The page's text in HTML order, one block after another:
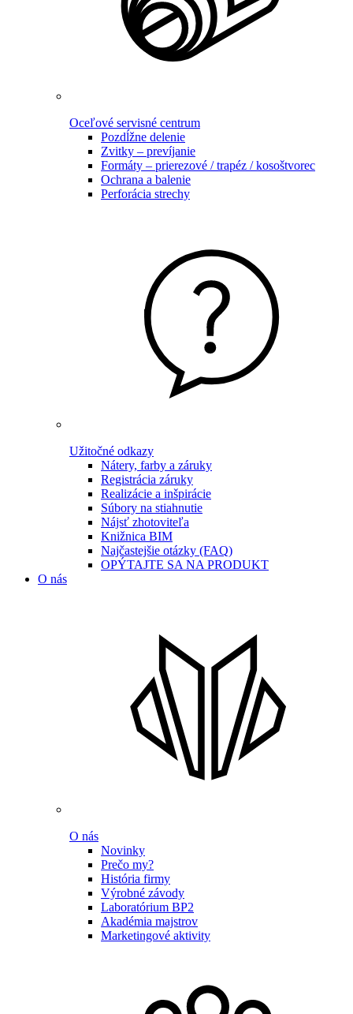
Oceľové servisné centrum
Pozdĺžne delenie
Zvitky – prevíjanie
Formáty – prierezové / trapéz / kosoštvorec
Ochrana a balenie
Perforácia strechy
Užitočné odkazy
Nátery, farby a záruky
Registrácia záruky
Realizácie a inšpirácie
Súbory na stiahnutie
Nájsť zhotoviteľa
Knižnica BIM
Najčastejšie otázky (FAQ)
OPÝTAJTE SA NA PRODUKT
O nás
O nás
Novinky
Prečo my?
História firmy
Výrobné závody
Laboratórium BP2
Akadémia majstrov
Marketingové aktivity